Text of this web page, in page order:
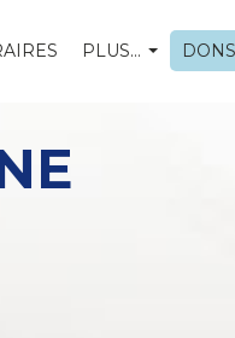
PLUS… DONS